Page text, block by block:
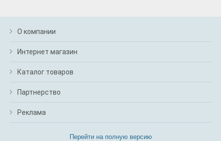
О компании
Интернет магазин
Каталог товаров
Партнерство
Реклама
Перейти на полную версию